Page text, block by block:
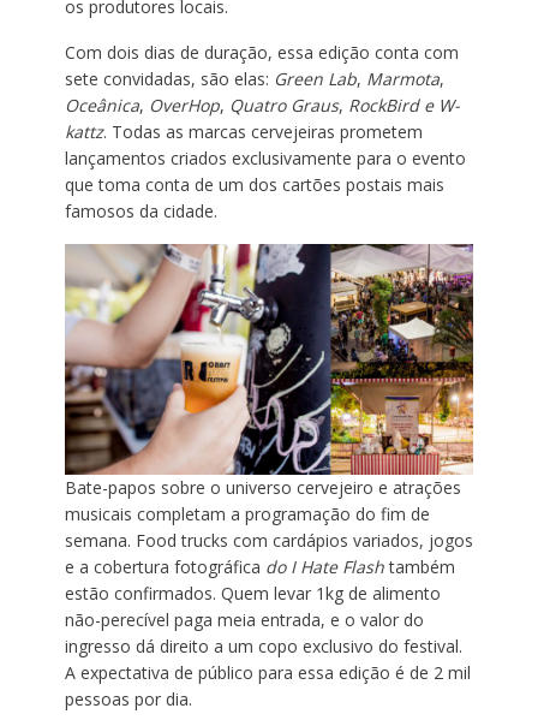
os produtores locais.
Com dois dias de duração, essa edição conta com
sete convidadas, são elas: Green Lab, Marmota,
Oceânica, OverHop, Quatro Graus, RockBird e W-
kattz. Todas as marcas cervejeiras prometem
lançamentos criados exclusivamente para o evento
que toma conta de um dos cartões postais mais
famosos da cidade.
Bate-papos sobre o universo cervejeiro e atrações
musicais completam a programação do fim de
semana. Food trucks com cardápios variados, jogos
e a cobertura fotográfica do I Hate Flashtambém
estão confirmados. Quem levar 1kg de alimento
não-perecível paga meia entrada, e o valor do
ingresso dá direito a um copo exclusivo do festival.
A expectativa de público para essa edição é de 2 mil
pessoas por dia.